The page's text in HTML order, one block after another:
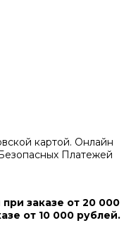
картой. Онлайн
Платежей
заказе от 20 000
от 10 000 рублей.